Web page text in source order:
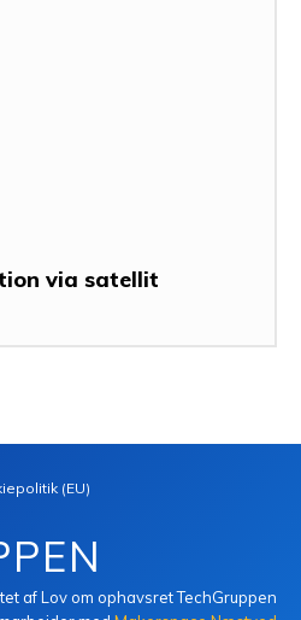
via satellit
(EU)
af Lov om ophavsret TechGruppen